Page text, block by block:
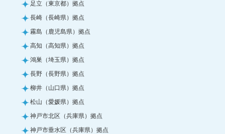
足立（東京都）拠点
長崎（長崎県）拠点
霧島（鹿児島県）拠点
高知（高知県）拠点
鴻巣（埼玉県）拠点
長野（長野県）拠点
柳井（山口県）拠点
松山（愛媛県）拠点
神戸市北区（兵庫県）拠点
神戸市垂水区（兵庫県）拠点